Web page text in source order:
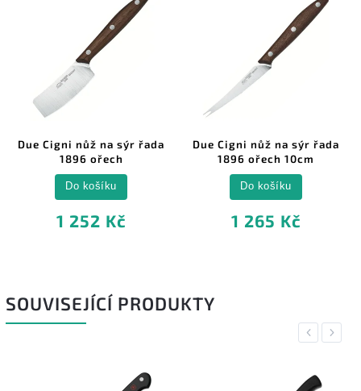
Due Cigni nůž na sýr řada
1896 ořech
1 252 Kč
Do košíku
Due Cigni nůž na sýr řada
1896 ořech 10cm
1 265 Kč
Do košíku
SOUVISEJÍCÍ PRODUKTY
Previous
Next